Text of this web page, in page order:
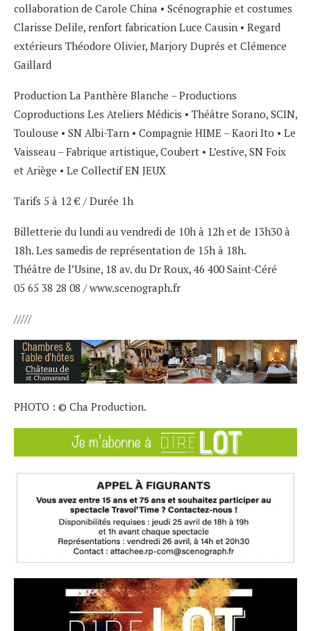
collaboration de Carole China • Scénographie et costumes
Clarisse Delile, renfort fabrication Luce Causin • Regard
extérieurs Théodore Olivier, Marjory Duprés et Clémence
Gaillard
Production La Panthère Blanche – Productions
Coproductions Les Ateliers Médicis • Théâtre Sorano, SCIN,
Toulouse • SN Albi-Tarn • Compagnie HIME – Kaori Ito • Le
Vaisseau – Fabrique artistique, Coubert • L’estive, SN Foix
et Ariège • Le Collectif EN JEUX
Tarifs 5 à 12 € / Durée 1h
Billetterie du lundi au vendredi de 10h à 12h et de 13h30 à
18h. Les samedis de représentation de 15h à 18h.
Théâtre de l’Usine, 18 av. du Dr Roux, 46 400 Saint-Céré
05 65 38 28 08 / www.scenograph.fr
/////
PHOTO : © Cha Production.